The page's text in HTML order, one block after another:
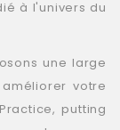
à l'univers du
une large
votre
putting